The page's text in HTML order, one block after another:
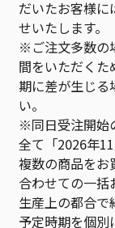
だいたお客様に
せいたします。
※ご注文多数の
間をいただく
期に差が生じる
い。
※同日受注開始
全て「2026年
複数の商品をお
合わせての一括
生産上の都合
予定時期を個別